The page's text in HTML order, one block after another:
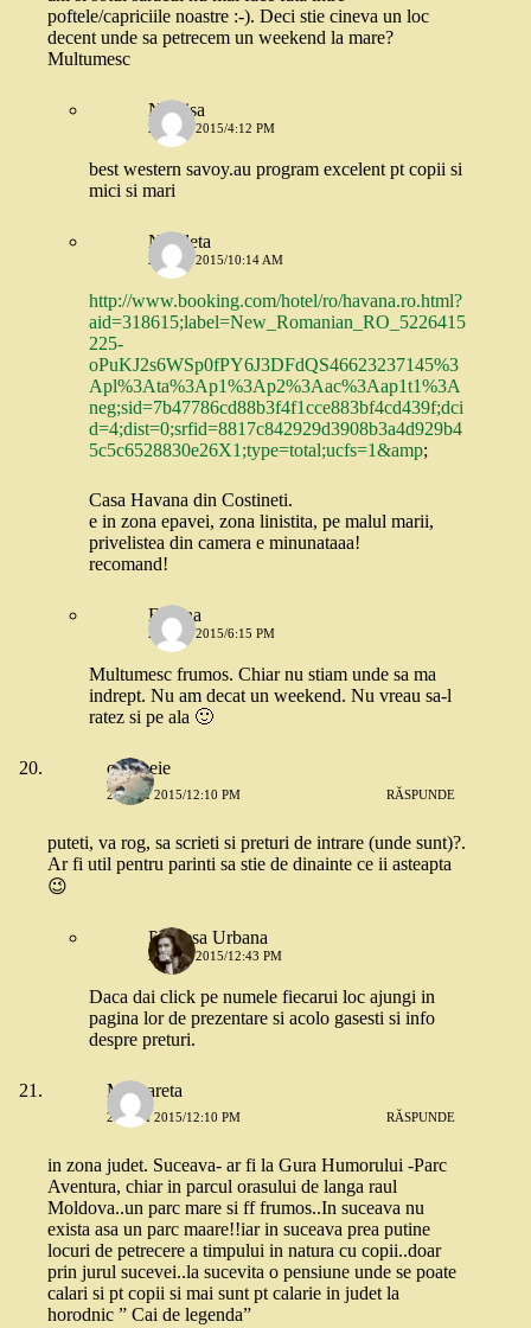
poftele/capriciile noastre :-). Deci stie cineva un loc
decent unde sa petrecem un weekend la mare?
Multumesc
Narcisa
21 MAI 2015/4:12 PM
best western savoy.au program excelent pt copii si
mici si mari
Nicoleta
22 MAI 2015/10:14 AM
http://www.booking.com/hotel/ro/havana.ro.html?
aid=318615;label=New_Romanian_RO_5226415
225-
oPuKJ2s6WSp0fPY6J3DFdQS46623237145%3
Apl%3Ata%3Ap1%3Ap2%3Aac%3Aap1t1%3A
neg;sid=7b47786cd88b3f4f1cce883bf4cd439f;dci
d=4;dist=0;srfid=8817c842929d3908b3a4d929b4
5c5c6528830e26X1;type=total;ucfs=1&amp;
Casa Havana din Costineti.
e in zona epavei, zona linistita, pe malul marii,
privelistea din camera e minunataaa!
recomand!
Florina
24 MAI 2015/6:15 PM
Multumesc frumos. Chiar nu stiam unde sa ma
indrept. Nu am decat un weekend. Nu vreau sa-l
ratez si pe ala 🙂
o femeie
21 MAI 2015/12:10 PM RĂSPUNDE
puteti, va rog, sa scrieti si preturi de intrare (unde sunt)?.
Ar fi util pentru parinti sa stie de dinainte ce ii asteapta
😉
Printesa Urbana
21 MAI 2015/12:43 PM
Daca dai click pe numele fiecarui loc ajungi in
pagina lor de prezentare si acolo gasesti si info
despre preturi.
Margareta
21 MAI 2015/12:10 PM RĂSPUNDE
in zona judet. Suceava- ar fi la Gura Humorului -Parc
Aventura, chiar in parcul orasului de langa raul
Moldova..un parc mare si ff frumos..In suceava nu
exista asa un parc maare!!iar in suceava prea putine
locuri de petrecere a timpului in natura cu copii..doar
prin jurul sucevei..la sucevita o pensiune unde se poate
calari si pt copii si mai sunt pt calarie in judet la
horodnic ” Cai de legenda”